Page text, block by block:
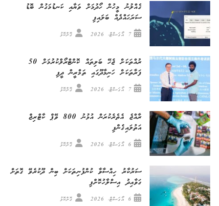
ގެއްލުނު މީހުން ހޯދުމަށް ވަޔާއި ކަނޑުމަގުން ބޮޑު
ސަރަޙައްދެއް ބަލައިފި
7 އޯގަސްޓް، 2026 ގޮށްކޮޅު
ރުއްތަކަށް ޖެހޭ ބަލިތައް ކޮންޓްރޯލްކުރުމަށް 50
ފަރާތަކަށް ހަނިމާދޫގައި ތަމްރީން ދީފި
7 އޯގަސްޓް، 2026 ގޮށްކޮޅު
ރާއްޖެ އެތެރެކުރަން އުޅުނު 800 ވޭޕް ކާޓްރިޖް
އަތުލައިގެންފި
6 އޯގަސްޓް، 2026 ގޮށްކޮޅު
ސަރުކާރު ހިއްސާވާ ކުންފުނިތަކަށް ބިން ދޫކުރެވޭ ގޮތަށް
ގަވާއިދު އިސްލާހުކޮށްފި
6 އޯގަސްޓް، 2026 ގޮށްކޮޅު